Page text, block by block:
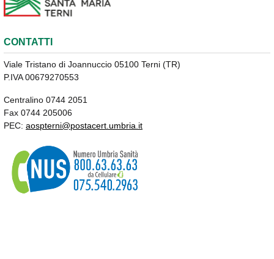
CONTATTI
Viale Tristano di Joannuccio 05100 Terni (TR)
P.IVA 00679270553
Centralino 0744 2051
Fax 0744 205006
PEC: aospterni@postacert.umbria.it